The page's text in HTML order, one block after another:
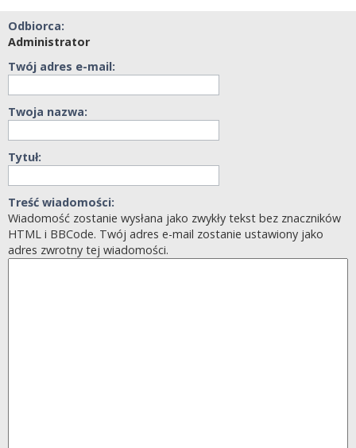
Odbiorca:
Administrator
Twój adres e-mail:
Twoja nazwa:
Tytuł:
Treść wiadomości:
Wiadomość zostanie wysłana jako zwykły tekst bez znaczników
HTML i BBCode. Twój adres e-mail zostanie ustawiony jako
adres zwrotny tej wiadomości.